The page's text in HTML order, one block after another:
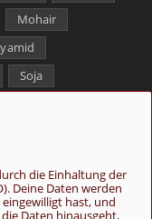
die Einhaltung der
Deine Daten werden
hast, und
Daten hinausgeht,
Mohair
Soja